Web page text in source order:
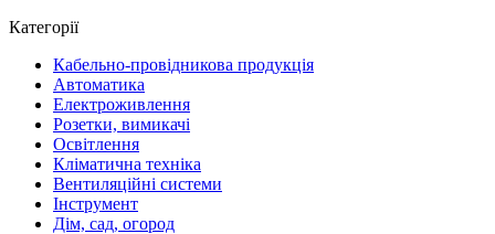
Категорії
Кабельно-провідникова продукція
Автоматика
Електроживлення
Розетки, вимикачі
Освітлення
Кліматична техніка
Вентиляційні системи
Інструмент
Дім, сад, огород